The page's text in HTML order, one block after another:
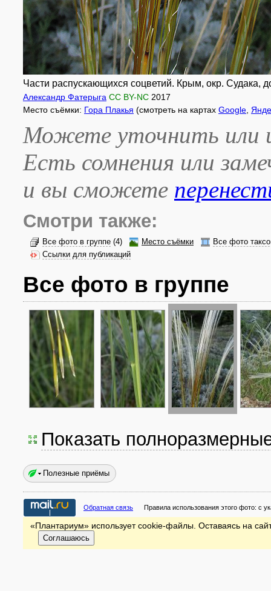
Части распускающихся соцветий. Крым, окр. Судака,
Александр Фатерыга CC BY-NC 2017
Место съёмки: Гора Плакья (смотреть на картах Google
Можете уточнить или
Есть сомнения или
и вы сможете
Смотри также:
Все фото в группе (4) Место съёмки
Все фото
Ссылки для публикаций
Все фото в группе
Показать
Полезные приёмы
Обратная связь Правила использования этого фото: с
«Плантариум» использует cookie-файлы. Оставаясь на
Соглашаюсь